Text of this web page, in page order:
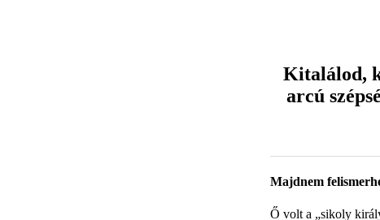
Kitalálod,
arcú
Majdnem
Ő volt a „sikoly